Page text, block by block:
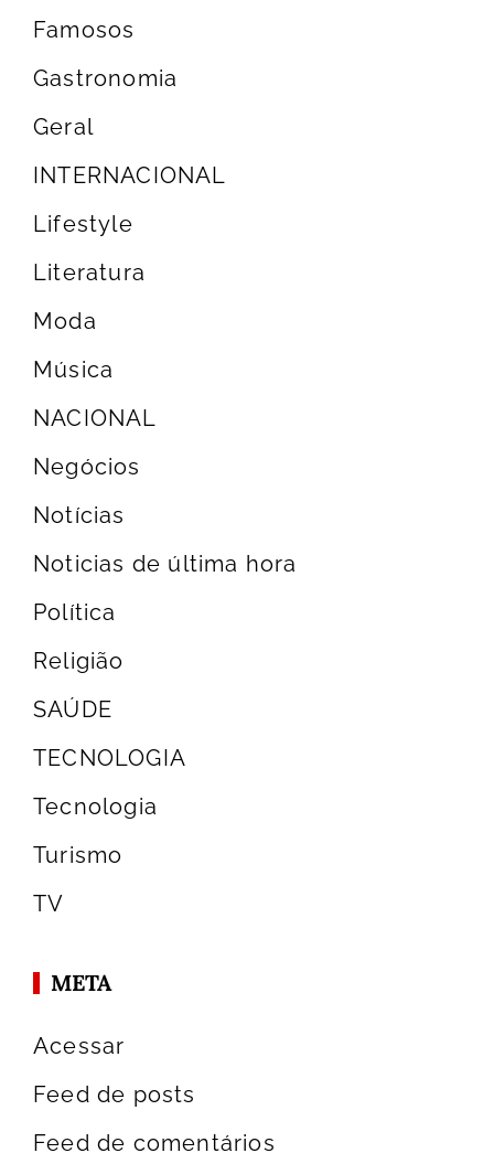
Famosos
Gastronomia
Geral
INTERNACIONAL
Lifestyle
Literatura
Moda
Música
NACIONAL
Negócios
Notícias
Noticias de última hora
Política
Religião
SAÚDE
TECNOLOGIA
Tecnologia
Turismo
TV
META
Acessar
Feed de posts
Feed de comentários